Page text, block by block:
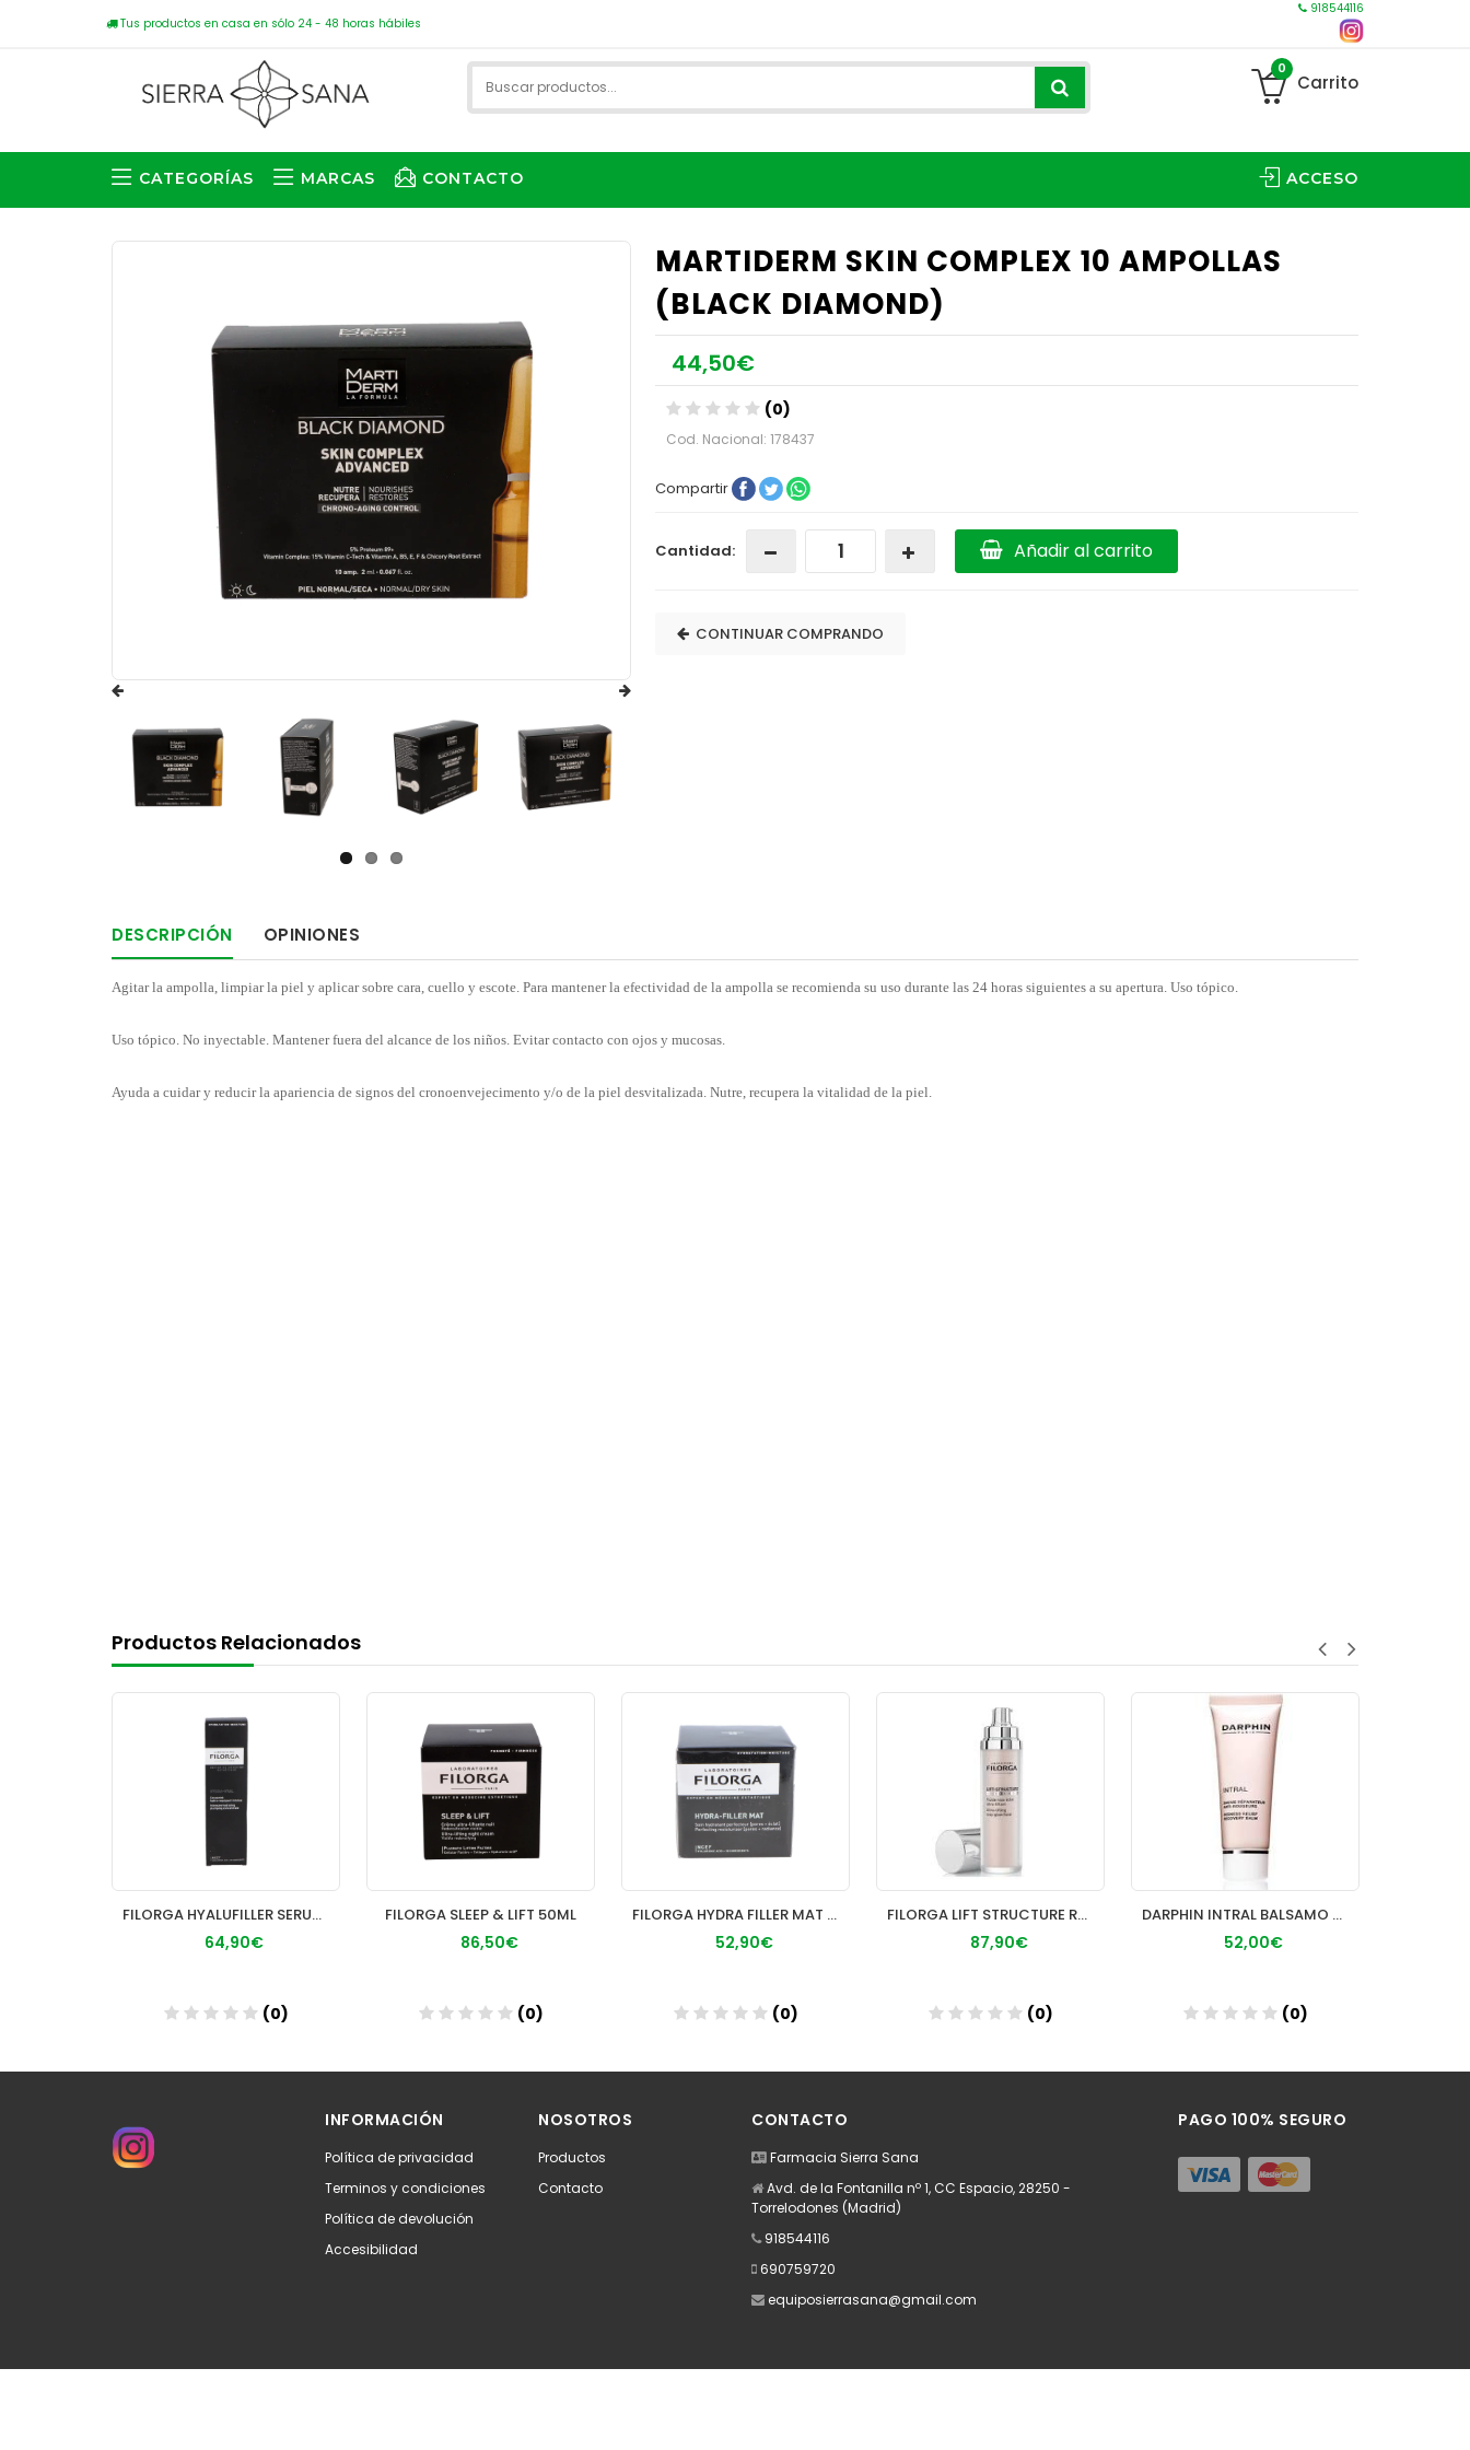
Tus productos en casa en sólo 24 - 48 horas hábiles
918544116
0
Carrito
CATEGORÍAS MARCAS CONTACTO ACCESO
MARTIDERM SKIN COMPLEX 10 AMPOLLAS
(BLACK DIAMOND)
44,50€
(0)
Cod. Nacional: 178437
Compartir
Cantidad: Añadir al carrito
CONTINUAR COMPRANDO
DESCRIPCIÓN OPINIONES
Agitar la ampolla, limpiar la piel y aplicar sobre cara, cuello y escote. Para mantener la efectividad de la ampolla se recomienda su uso durante las 24 horas siguientes a su apertura. Uso tópico.
Uso tópico. No inyectable. Mantener fuera del alcance de los niños. Evitar contacto con ojos y mucosas.
Ayuda a cuidar y reducir la apariencia de signos del cronoenvejecimento y/o de la piel desvitalizada. Nutre, recupera la vitalidad de la piel.
Productos Relacionados
FILORGA HYALUFILLER SERUM 30ML
64,90€
(0)
FILORGA SLEEP & LIFT 50ML
86,50€
(0)
FILORGA HYDRA FILLER MAT 50ML
52,90€
(0)
FILORGA LIFT STRUCTURE RADIANCE FLUIDO 50ML
87,90€
(0)
DARPHIN INTRAL BALSAMO REPARADOR ANTIROJECES 50ML
52,00€
(0)
INFORMACIÓN
Política de privacidad
Terminos y condiciones
Política de devolución
Accesibilidad
NOSOTROS
Productos
Contacto
CONTACTO
Farmacia Sierra Sana
Avd. de la Fontanilla nº 1, CC Espacio, 28250 -
Torrelodones (Madrid)
918544116
690759720
equiposierrasana@gmail.com
PAGO 100% SEGURO